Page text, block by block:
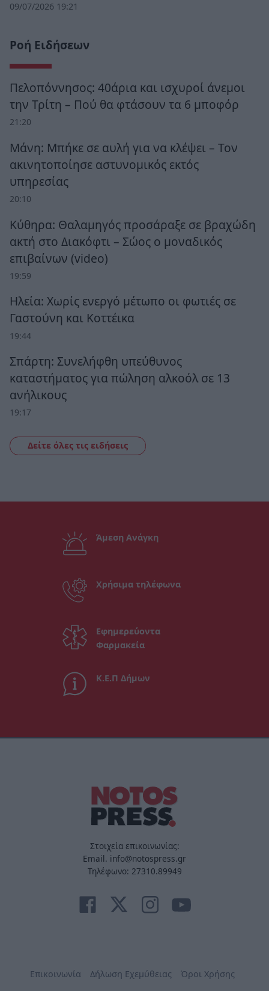
09/07/2026 19:21
Ροή Ειδήσεων
Πελοπόννησος: 40άρια και ισχυροί άνεμοι
την Τρίτη – Πού θα φτάσουν τα 6 μποφόρ
21:20
Μάνη: Μπήκε σε αυλή για να κλέψει – Τον
ακινητοποίησε αστυνομικός εκτός
υπηρεσίας
20:10
Κύθηρα: Θαλαμηγός προσάραξε σε βραχώδη
ακτή στο Διακόφτι – Σώος ο μοναδικός
επιβαίνων (video)
19:59
Ηλεία: Χωρίς ενεργό μέτωπο οι φωτιές σε
Γαστούνη και Κοττέικα
19:44
Σπάρτη: Συνελήφθη υπεύθυνος
καταστήματος για πώληση αλκοόλ σε 13
ανήλικους
19:17
Δείτε όλες τις ειδήσεις
Άμεση Ανάγκη
Χρήσιμα τηλέφωνα
Εφημερεύοντα
Φαρμακεία
Κ.Ε.Π Δήμων
Στοιχεία επικοινωνίας:
Email. info@notospress.gr
Τηλέφωνο: 27310.89949
Επικοινωνία Δήλωση Εχεμύθειας Όροι Χρήσης